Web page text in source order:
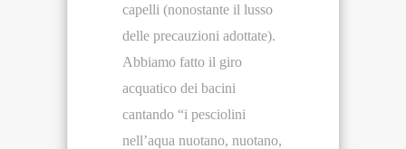
capelli (nonostante il lusso
delle precauzioni adottate).
Abbiamo fatto il giro
acquatico dei bacini
cantando “i pesciolini
nell’aqua nuotano, nuotano,